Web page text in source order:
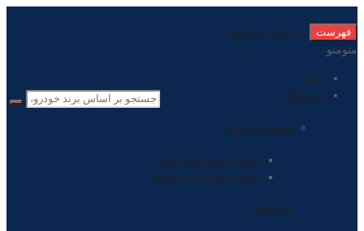
فهرست
رد دادن به نوشته
منومنو
خانه
فروشگاه
پلوس چرخ عقب
پلوس عقب کامل بلند
پلوس عقب کامل کوتاه
سر پلوس